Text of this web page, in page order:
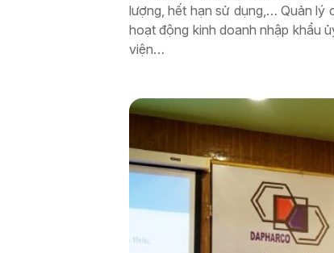
lượng, hết hạn sử dụng,… Quản lý
hoạt động kinh doanh nhập khẩu
viện…